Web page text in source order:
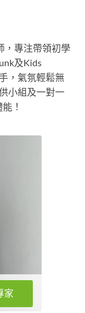
，專注帶領初學
及Kids
，氣氛輕鬆無
小組及一對一
！
家